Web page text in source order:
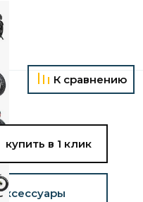
купить в 1 клик
К сравнению